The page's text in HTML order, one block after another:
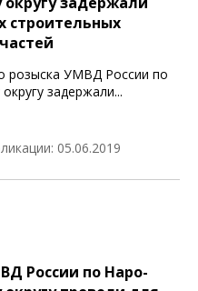
строительных
розыска УМВД России по
задержали...
05.06.2019
России по Наро-